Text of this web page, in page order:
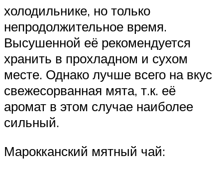
холодильнике, но только
непродолжительное время.
Высушенной её рекомендуется
хранить в прохладном и сухом
месте. Однако лучше всего на вкус
свежесорванная мята, т.к. её
аромат в этом случае наиболее
сильный.
Марокканский мятный чай: